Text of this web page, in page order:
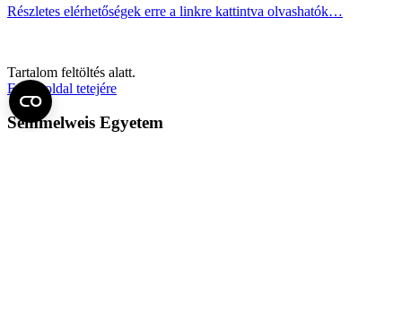
Részletes elérhetőségek erre a linkre kattintva olvashatók…
Tartalom feltöltés alatt.
Fel az oldal tetejére
Semmelweis Egyetem